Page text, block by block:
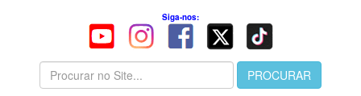
Siga-nos: